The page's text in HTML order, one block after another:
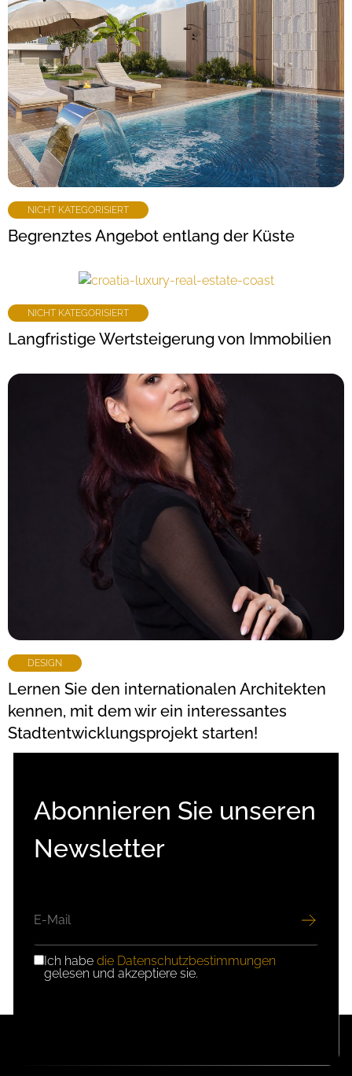
NICHT KATEGORISIERT
Begrenztes Angebot entlang der Küste
NICHT KATEGORISIERT
Langfristige Wertsteigerung von Immobilien
DESIGN
Lernen Sie den internationalen Architekten
kennen, mit dem wir ein interessantes
Stadtentwicklungsprojekt starten!
Abonnieren Sie unseren
Newsletter
MAIL
DSGVO-
EINWILLIGUNG
Ich habe die Datenschutzbestimmungen
gelesen und akzeptiere sie.